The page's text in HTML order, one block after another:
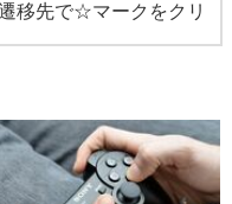
遷移先で☆マークをクリ